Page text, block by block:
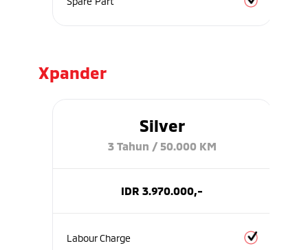
Xpander
Silver
3 Tahun / 50.000 KM
IDR 3.970.000,-
Labour Charge